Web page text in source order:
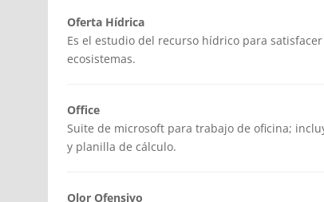
Oferta Hídrica
Es el estudio del recurso hídrico para
ecosistemas.
Office
Suite de microsoft para trabajo de oficina;
y planilla de cálculo.
Olor Ofensivo